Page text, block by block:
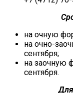
на очную
на очно-
сентября;
на заочную
сентября.